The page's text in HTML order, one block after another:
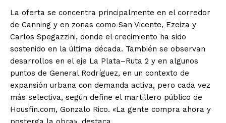
La oferta se concentra principalmente en el corredor
de Canning y en zonas como San Vicente, Ezeiza y
Carlos Spegazzini, donde el crecimiento ha sido
sostenido en la última década. También se observan
desarrollos en el eje La Plata–Ruta 2 y en algunos
puntos de General Rodríguez, en un contexto de
expansión urbana con demanda activa, pero cada vez
más selectiva, según define el martillero público de
Housfin.com, Gonzalo Rico. «La gente compra ahora y